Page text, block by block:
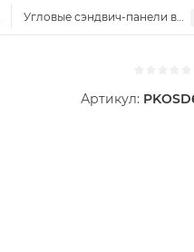
пенополистирол,
Угловые сэндвич-панели
Артикул: